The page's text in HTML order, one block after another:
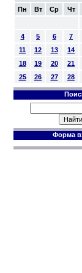
Пн
Вт Ср Чт
4
5 6 7
11
12 13 14
18
19 20 21
25
26 27 28
Форма